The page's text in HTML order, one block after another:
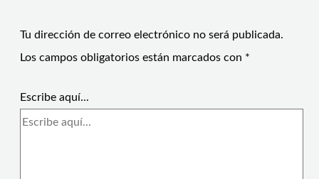
Tu dirección de correo electrónico no será publicada.
Los campos obligatorios están marcados con *
Escribe aquí...